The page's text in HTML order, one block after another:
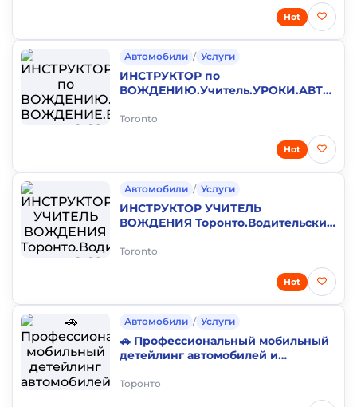
Hot
Автомобили / Услуги
ИНСТРУКТОР по
G2 Онтарио Канада
Toronto
Hot
Автомобили / Услуги
ИНСТРУКТОР УЧИТЕЛЬ
ВОЖДЕНИЯ Торонто.Водительские
Вождения.Водительский тест
Toronto
Hot
Автомобили / Услуги
🚗 Профессиональный мобильный
детейлинг автомобилей и
Торонто